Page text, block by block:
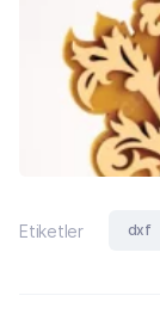
Etiketler dxf